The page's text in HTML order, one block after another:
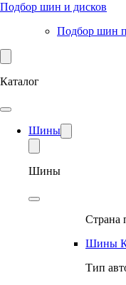
Подбор шин и дисков
Подбор шин
Каталог
Шины
Шины
Страна
Шины
Тип